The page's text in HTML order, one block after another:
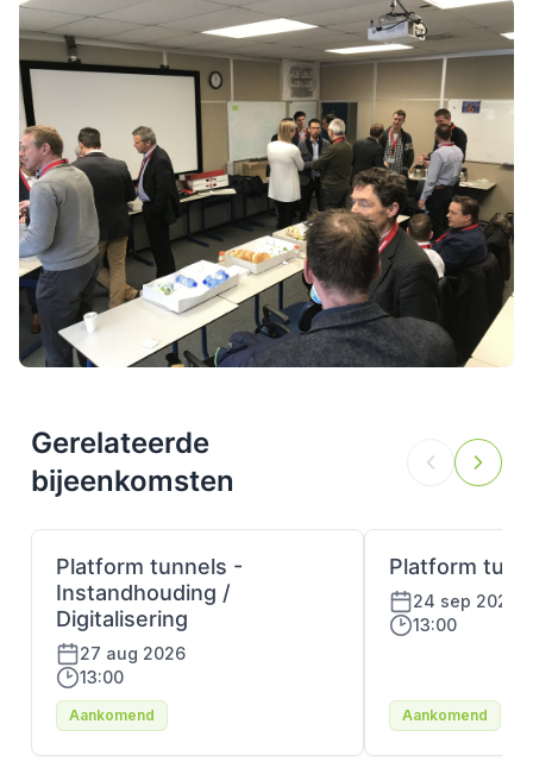
Gerelateerde
bijeenkomsten
Platform tunnels -
Instandhouding /
Digitalisering
27 aug 2026
13:00
Aankomend
Platform
24 sep 2026
13:00
Aankomend